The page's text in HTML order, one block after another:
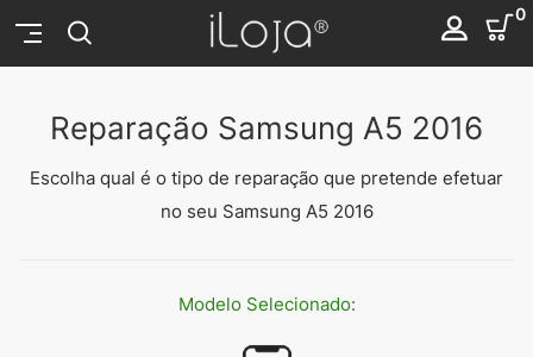
0
Reparação Samsung A5 2016
Escolha qual é o tipo de reparação que pretende efetuar
no seu Samsung A5 2016
Modelo Selecionado: